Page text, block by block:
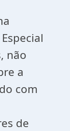
não
a
com
de